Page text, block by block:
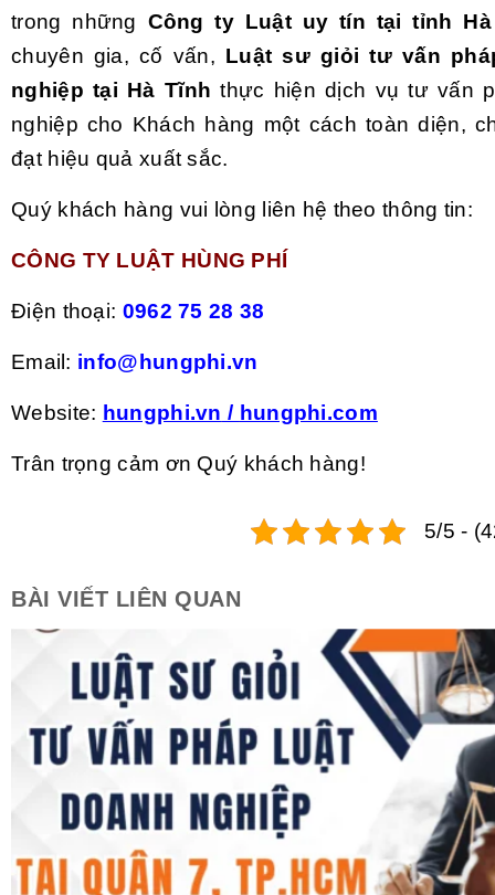
trong những Công ty Luật uy tín tại tỉnh
chuyên gia, cố vấn, Luật sư giỏi tư vấn
nghiệp tại Hà Tĩnh thực hiện dịch vụ tư vấn
nghiệp cho Khách hàng một cách toàn diện,
đạt hiệu quả xuất sắc.
Quý khách hàng vui lòng liên hệ theo thông tin:
CÔNG TY LUẬT HÙNG PHÍ
Điện thoại: 0962 75 28 38
Email: info@hungphi.vn
Website: hungphi.vn / hungphi.com
Trân trọng cảm ơn Quý khách hàng!
5/5 -
BÀI VIẾT LIÊN QUAN